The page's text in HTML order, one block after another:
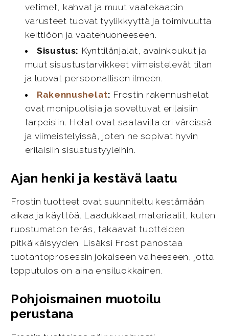
vetimet, kahvat ja muut vaatekaapin
varusteet tuovat tyylikkyyttä ja toimivuutta
keittiöön ja vaatehuoneeseen.
Sisustus: Kynttilänjalat, avainkoukut ja
muut sisustustarvikkeet viimeistelevät tilan
ja luovat persoonallisen ilmeen.
Rakennushelat: Frostin rakennushelat
ovat monipuolisia ja soveltuvat erilaisiin
tarpeisiin. Helat ovat saatavilla eri väreissä
ja viimeistelyissä, joten ne sopivat hyvin
erilaisiin sisustustyyleihin.
Ajan henki ja kestävä laatu
Frostin tuotteet ovat suunniteltu kestämään
aikaa ja käyttöä. Laadukkaat materiaalit, kuten
ruostumaton teräs, takaavat tuotteiden
pitkäikäisyyden. Lisäksi Frost panostaa
tuotantoprosessin jokaiseen vaiheeseen, jotta
lopputulos on aina ensiluokkainen.
Pohjoismainen muotoilu
perustana